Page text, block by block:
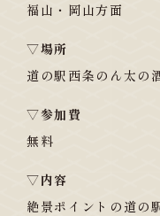
福山・岡山方面
▽場所
道の駅西条のん太の
▽参加費
無料
▽内容
絶景ポイントの道の